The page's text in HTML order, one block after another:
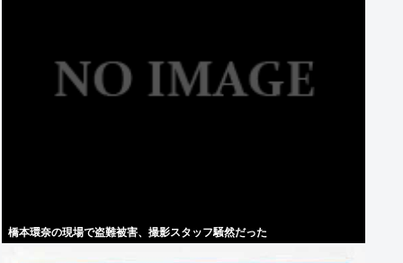
橋本環奈の現場で盗難被害、撮影スタッフ騒然だった